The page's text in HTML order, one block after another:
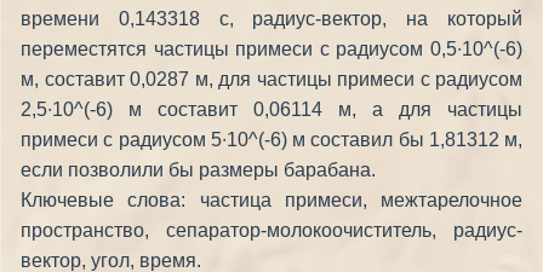
времени 0,143318 с, радиус-вектор, на который
переместятся частицы примеси с радиусом 0,5∙10^(-6)
м, составит 0,0287 м, для частицы примеси с радиусом
2,5∙10^(-6) м составит 0,06114 м, а для частицы
примеси с радиусом 5∙10^(-6) м составил бы 1,81312 м,
если позволили бы размеры барабана.
Ключевые слова: частица примеси, межтарелочное
пространство, сепаратор-молокоочиститель, радиус-
вектор, угол, время.